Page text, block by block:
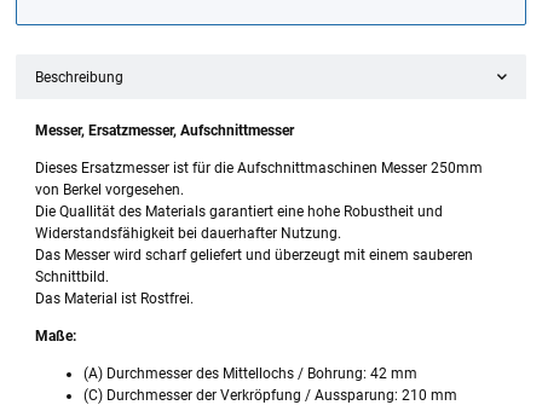
Beschreibung
Messer, Ersatzmesser, Aufschnittmesser
Dieses Ersatzmesser ist für die Aufschnittmaschinen Messer 250mm
von Berkel vorgesehen.
Die Quallität des Materials garantiert eine hohe Robustheit und
Widerstandsfähigkeit bei dauerhafter Nutzung.
Das Messer wird scharf geliefert und überzeugt mit einem sauberen
Schnittbild.
Das Material ist Rostfrei.
Maße:
(A) Durchmesser des Mittellochs / Bohrung: 42 mm
(C) Durchmesser der Verkröpfung / Aussparung: 210 mm